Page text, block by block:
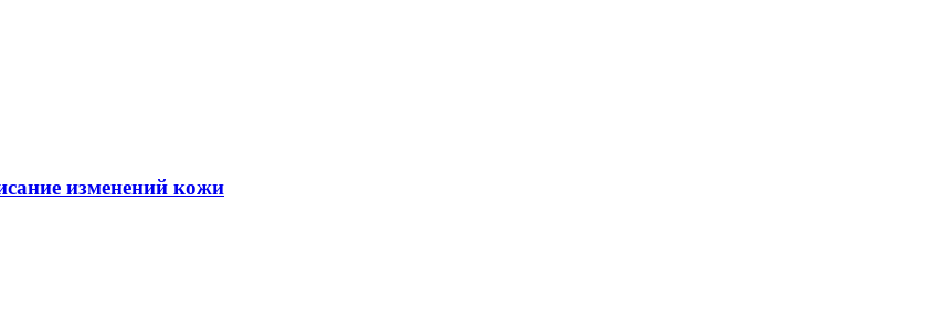
изменений кожи